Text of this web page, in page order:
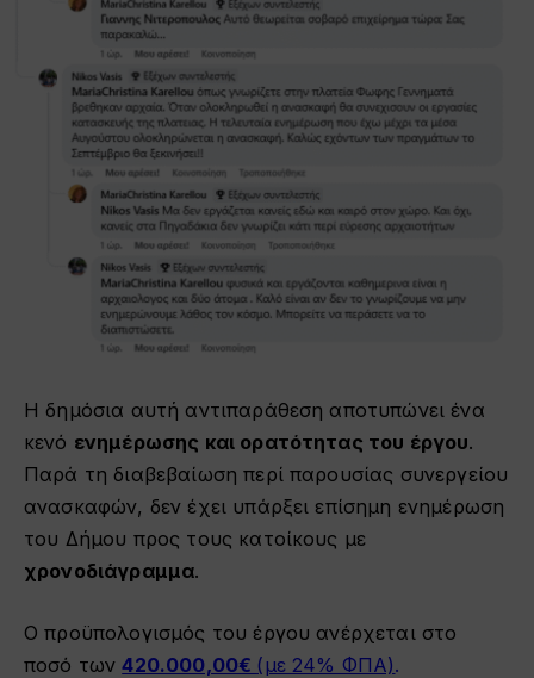
Η δημόσια αυτή αντιπαράθεση αποτυπώνει ένα
κενό ενημέρωσης και ορατότητας του έργου.
Παρά τη διαβεβαίωση περί παρουσίας συνεργείου
ανασκαφών, δεν έχει υπάρξει επίσημη ενημέρωση
του Δήμου προς τους κατοίκους με
χρονοδιάγραμμα.
Ο προϋπολογισμός του έργου ανέρχεται στο
ποσό των 420.000,00€ (με 24% ΦΠΑ).